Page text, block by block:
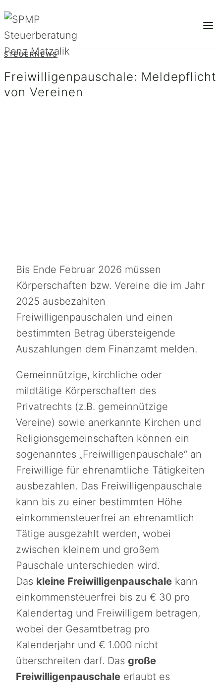
Zum
Inhalt
springen
STEUERNEWS
Freiwilligenpauschale: Meldepflicht
von Vereinen
Bis Ende Februar 2026 müssen
Körperschaften bzw. Vereine die im Jahr
2025 ausbezahlten
Freiwilligenpauschalen und einen
bestimmten Betrag übersteigende
Auszahlungen dem Finanzamt melden.
Gemeinnützige, kirchliche oder
mildtätige Körperschaften des
Privatrechts (z.B. gemeinnützige
Vereine) sowie anerkannte Kirchen und
Religionsgemeinschaften können ein
sogenanntes „Freiwilligenpauschale“ an
Freiwillige für ehrenamtliche Tätigkeiten
ausbezahlen. Das Freiwilligenpauschale
kann bis zu einer bestimmten Höhe
einkommensteuerfrei an ehrenamtlich
Tätige ausgezahlt werden, wobei
zwischen kleinem und großem
Pauschale unterschieden wird.
Das kleine Freiwilligenpauschale kann
einkommensteuerfrei bis zu € 30 pro
Kalendertag und Freiwilligem betragen,
wobei der Gesamtbetrag pro
Kalenderjahr und € 1.000 nicht
überschreiten darf. Das große
Freiwilligenpauschale erlaubt es